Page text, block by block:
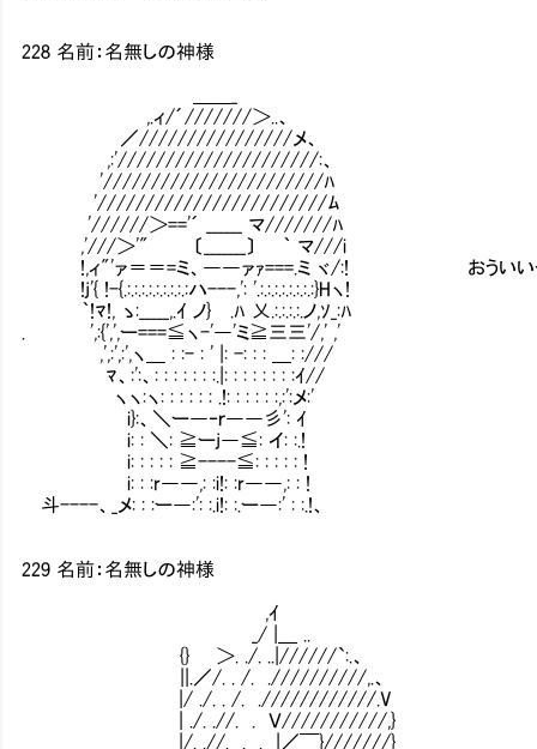
228 名前：名無しの神様
,.ィ/´///////＞..、
／////////////////メ、
,:'/////////////////////:、
'///////////////////////ﾊ
'////////////////////////ﾑ
'//////＞=='´ ______ マ///////ﾊ
,'///＞'" 〔_______〕 ｀ マ///i
!,ィ"'ァ＝＝=ミ、――ァｧ===.ミ ヾ/:! おういい
!j'{ !-{.:.:.:.:.:.:.:.:.:ハ---,': '.:.:.:.:.:.:.:.:}Hヽ!
｀!ﾏ!, ゝ:_____,.ｲ ノ} .ﾊ 乂.:.:.:.:.ノ,ｿ_:ﾊ
. ',:{',',ー===≦ヽ-'―'ミ≧三三'/,' ,'
,',:',:',ヽ＿ : :- : ' |: -: : : ＿: :///
ﾏ、:':、: : : : : : :.|: : : : : : : :ｲ//
ヽヽ:ヽ: : : : : : .!: : : : : :,:':メ:'
i}:、＼ー―‐ｒ――彡': ｲ
i: : ＼: ≧ーj―≦: イ: :.!
i: : : : : ≧----≦: : : : : !
i: : :r――,: :i!: :r――,: : !
斗----、_メ: : :ー―:': :.i!: :.ー―:' : :.!、
229 名前：名無しの神様
,ｲ
_/ |＿ ..
{} ＞. ./. ..|//////`:.、
||.／/. . /. .//////////,.、
|/ ./. . /. .////////////.V
| ./. .//. . Ｖ///////////,}
|/. .//. . . |／￣}///////}